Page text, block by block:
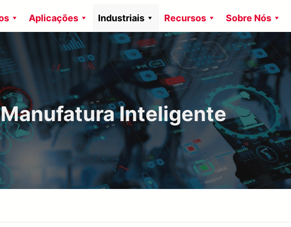
Aplicações Industriais Recursos Sobre Nós
Manufatura Inteligente